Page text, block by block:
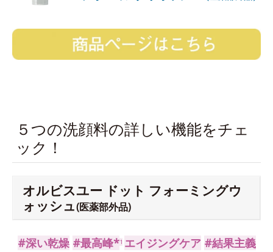
５つの洗顔料の詳しい機能をチェ
ック！
オルビスユー ドット フォーミングウ
ォッシュ(医薬部外品)
#深い乾燥 #最高峰*1 エイジングケア #結果主義